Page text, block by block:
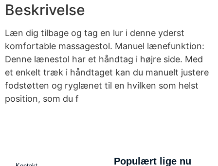
Beskrivelse
Læn dig tilbage og tag en lur i denne yderst
komfortable massagestol. Manuel lænefunktion:
Denne lænestol har et håndtag i højre side. Med
et enkelt træk i håndtaget kan du manuelt justere
fodstøtten og ryglænet til en hvilken som helst
position, som du f
Populært lige nu